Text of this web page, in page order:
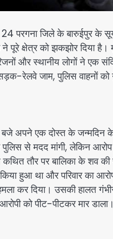
जिले के बारुईपुर के
क्षेत्र को झकझोर दिया है।
और स्थानीय लोगों ने एक
रेलवे जाम, पुलिस वाहनों
बजे अपने एक दोस्त के
से मदद मांगी, लेकिन आरोप
तौर पर बालिका के शव की
हुआ था और परिवार का
कर दिया। उसकी हालत
को पीट-पीटकर मार